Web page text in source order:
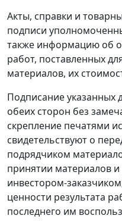
Акты, справки и
подписи
также информацию об
работ, поставленных
материалов, их
Подписание указанных
обеих сторон без
скрепление печатями
свидетельствуют о
подрядчиком
принятии материалов и
инвестором-
ценности результата
последнего им